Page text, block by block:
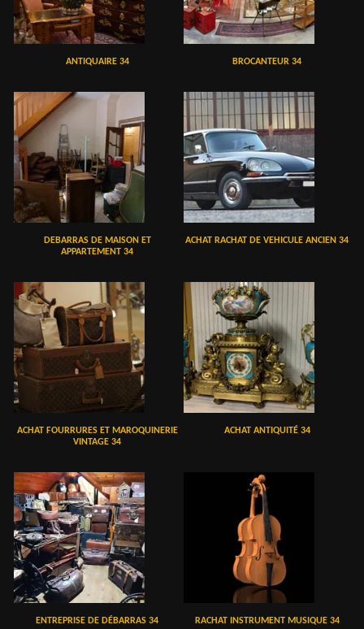
ANTIQUAIRE 34 BROCANTEUR 34
DEBARRAS DE MAISON ET
APPARTEMENT 34
ACHAT RACHAT DE VEHICULE ANCIEN 34
ACHAT FOURRURES ET MAROQUINERIE
VINTAGE 34
ACHAT ANTIQUITÉ 34
ENTREPRISE DE DÉBARRAS 34 RACHAT INSTRUMENT MUSIQUE 34